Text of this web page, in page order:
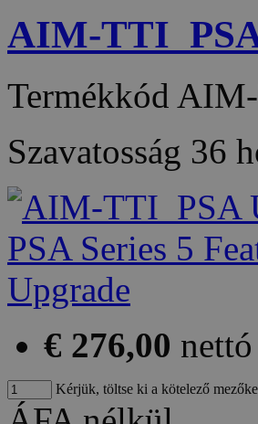
AIM-TTI_PSA
Termékkód
Szavatosság 36
€ 276,00
Kérjük, töltse ki a kötelező